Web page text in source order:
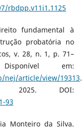
rbdpp.v11i1.1125
fundamental à
probatória no
v. 28, n. 1, p. 71–
em:
nej/article/view/19313.
2025. DOI:
93
Monteiro da Silva.